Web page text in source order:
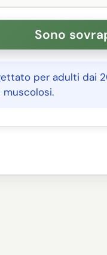
per adulti dai